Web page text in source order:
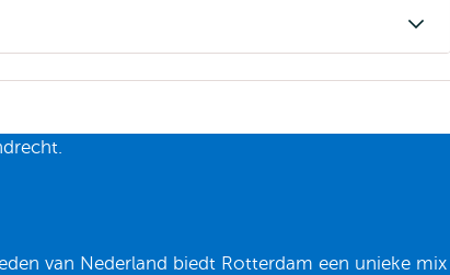
van Nederland biedt Rotterdam een unieke mix